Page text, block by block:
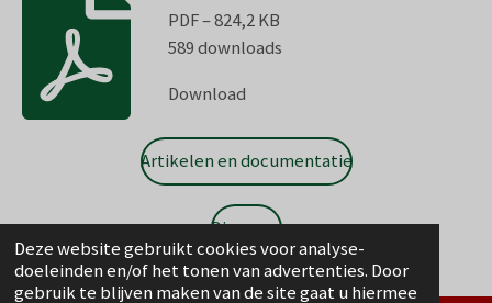
Deze website gebruikt cookies voor analyse-
doeleinden en/of het tonen van advertenties. Door
gebruik te blijven maken van de site gaat u hiermee
PDF – 824,2 KB
589 downloads
Download
Artikelen en documentatie
Diagnose